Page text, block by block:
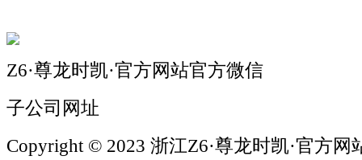
Z6·尊龙时凯·官方网站官方微信
子公司网址
Copyright © 2023 浙江Z6·尊龙时凯·官方网